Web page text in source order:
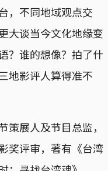
，不同地域观点交
大谈当今文化地缘变
？谁的想像？拍了什
地影评人算得准不
展人及节目总监，
奖评审，著有《台湾